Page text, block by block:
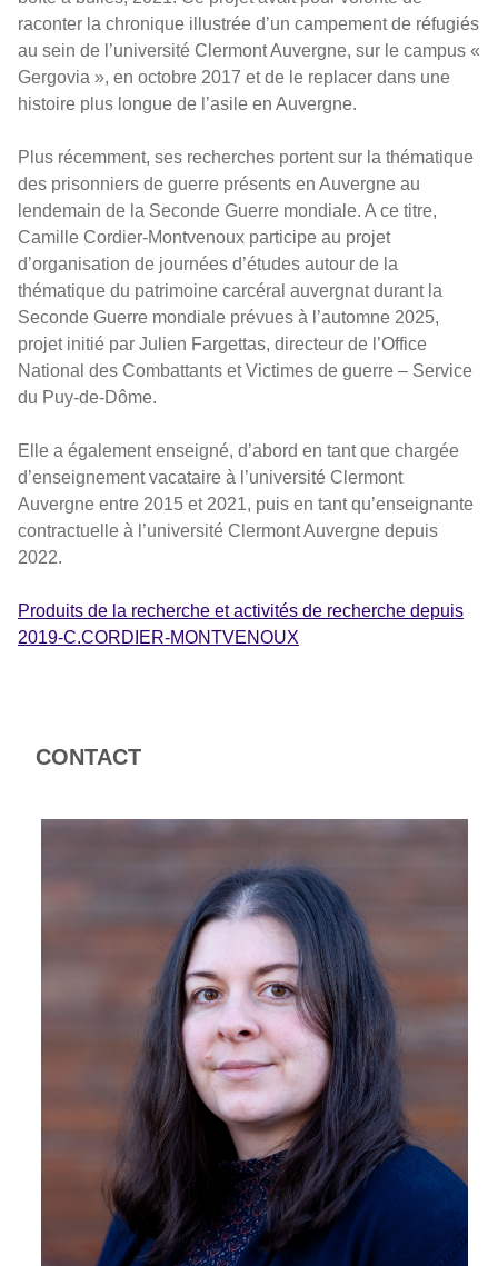
raconter la chronique illustrée d’un campement de réfugiés
au sein de l’université Clermont Auvergne, sur le campus «
Gergovia », en octobre 2017 et de le replacer dans une
histoire plus longue de l’asile en Auvergne.
Plus récemment, ses recherches portent sur la thématique
des prisonniers de guerre présents en Auvergne au
lendemain de la Seconde Guerre mondiale. A ce titre,
Camille Cordier-Montvenoux participe au projet
d’organisation de journées d’études autour de la
thématique du patrimoine carcéral auvergnat durant la
Seconde Guerre mondiale prévues à l’automne 2025,
projet initié par Julien Fargettas, directeur de l’Office
National des Combattants et Victimes de guerre – Service
du Puy-de-Dôme.
Elle a également enseigné, d’abord en tant que chargée
d’enseignement vacataire à l’université Clermont
Auvergne entre 2015 et 2021, puis en tant qu’enseignante
contractuelle à l’université Clermont Auvergne depuis
2022.
Produits de la recherche et activités de recherche depuis
2019-C.CORDIER-MONTVENOUX
CONTACT